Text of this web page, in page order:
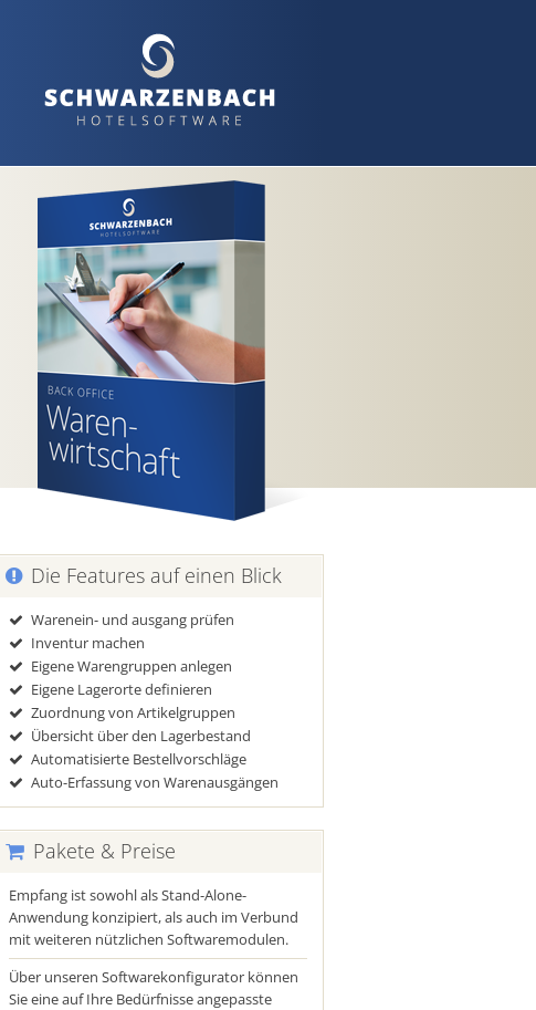
Die Features auf einen Blick
Warenein- und ausgang prüfen
Inventur machen
Eigene Warengruppen anlegen
Eigene Lagerorte definieren
Zuordnung von Artikelgruppen
Übersicht über den Lagerbestand
Automatisierte Bestellvorschläge
Auto-Erfassung von Warenausgängen
Pakete & Preise
Empfang ist sowohl als Stand-Alone-
Anwendung konzipiert, als auch im Verbund
mit weiteren nützlichen Softwaremodulen.
Über unseren Softwarekonfigurator können
Sie eine auf Ihre Bedürfnisse angepasste